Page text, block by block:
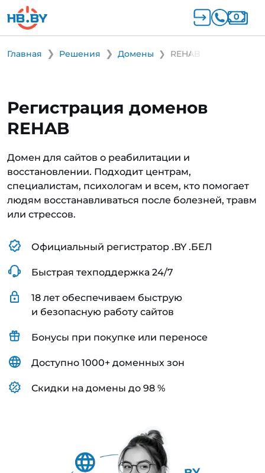
Главная Решения Домены REHAB
Регистрация доменов
REHAB
Домен для сайтов о реабилитации и
восстановлении. Подходит центрам,
специалистам, психологам и всем, кто помогает
людям восстанавливаться после болезней, травм
или стрессов.
Официальный регистратор .BY .БЕЛ
Быстрая техподдержка 24/7
18 лет обеспечиваем быструю
и безопасную работу сайтов
Бонусы при покупке или переносе
Доступно 1000+ доменных зон
Скидки на домены до 98 %